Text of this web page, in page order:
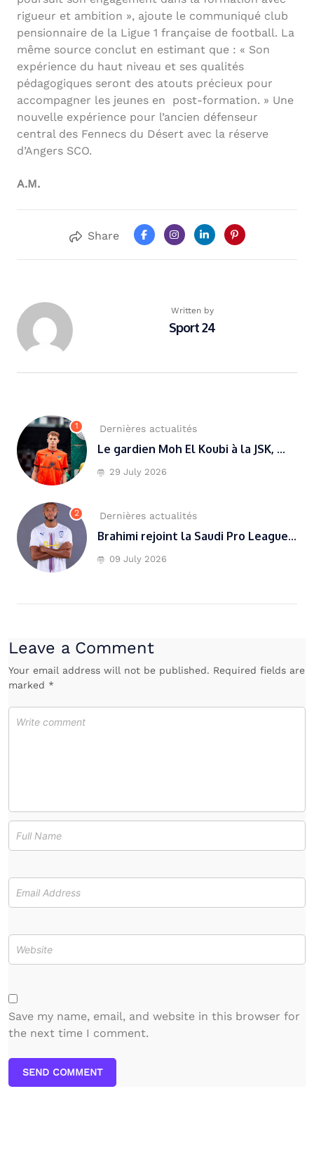
rigueur et ambition », ajoute le communiqué club
pensionnaire de la Ligue 1 française de football. La
même source conclut en estimant que : « Son
expérience du haut niveau et ses qualités
pédagogiques seront des atouts précieux pour
accompagner les jeunes en post-formation. » Une
nouvelle expérience pour l’ancien défenseur
central des Fennecs du Désert avec la réserve
d’Angers SCO.
A.M.
Share
Written by
Sport 24
1 Dernières actualités
Le gardien Moh El Koubi à la JSK, ...
29 July 2026
2 Dernières actualités
Brahimi rejoint la Saudi Pro League...
09 July 2026
Leave a Comment
Your email address will not be published. Required fields are
marked *
Save my name, email, and website in this browser for
the next time I comment.
SEND COMMENT